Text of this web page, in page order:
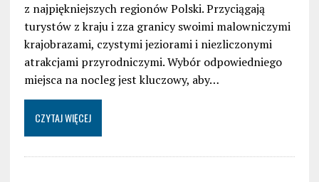
z najpiękniejszych regionów Polski. Przyciągają
turystów z kraju i zza granicy swoimi malowniczymi
krajobrazami, czystymi jeziorami i niezliczonymi
atrakcjami przyrodniczymi. Wybór odpowiedniego
miejsca na nocleg jest kluczowy, aby…
CZYTAJ WIĘCEJ